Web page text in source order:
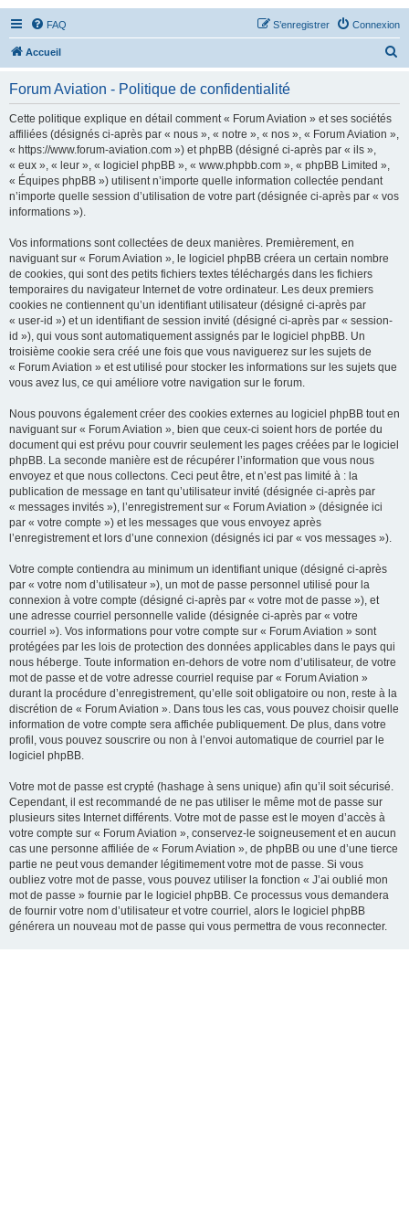
FAQ Connexion
S’enregistrer
Accueil
Forum Aviation - Politique de confidentialité
Cette politique explique en détail comment « Forum Aviation » et ses sociétés
affiliées (désignés ci-après par « nous », « notre », « nos », « Forum Aviation »,
« https://www.forum-aviation.com ») et phpBB (désigné ci-après par « ils »,
« eux », « leur », « logiciel phpBB », « www.phpbb.com », « phpBB Limited »,
« Équipes phpBB ») utilisent n’importe quelle information collectée pendant
n’importe quelle session d’utilisation de votre part (désignée ci-après par « vos
informations »).
Vos informations sont collectées de deux manières. Premièrement, en
naviguant sur « Forum Aviation », le logiciel phpBB créera un certain nombre
de cookies, qui sont des petits fichiers textes téléchargés dans les fichiers
temporaires du navigateur Internet de votre ordinateur. Les deux premiers
cookies ne contiennent qu’un identifiant utilisateur (désigné ci-après par
« user-id ») et un identifiant de session invité (désigné ci-après par « session-
id »), qui vous sont automatiquement assignés par le logiciel phpBB. Un
troisième cookie sera créé une fois que vous naviguerez sur les sujets de
« Forum Aviation » et est utilisé pour stocker les informations sur les sujets que
vous avez lus, ce qui améliore votre navigation sur le forum.
Nous pouvons également créer des cookies externes au logiciel phpBB tout en
naviguant sur « Forum Aviation », bien que ceux-ci soient hors de portée du
document qui est prévu pour couvrir seulement les pages créées par le logiciel
phpBB. La seconde manière est de récupérer l’information que vous nous
envoyez et que nous collectons. Ceci peut être, et n’est pas limité à : la
publication de message en tant qu’utilisateur invité (désignée ci-après par
« messages invités »), l’enregistrement sur « Forum Aviation » (désignée ici
par « votre compte ») et les messages que vous envoyez après
l’enregistrement et lors d’une connexion (désignés ici par « vos messages »).
Votre compte contiendra au minimum un identifiant unique (désigné ci-après
par « votre nom d’utilisateur »), un mot de passe personnel utilisé pour la
connexion à votre compte (désigné ci-après par « votre mot de passe »), et
une adresse courriel personnelle valide (désignée ci-après par « votre
courriel »). Vos informations pour votre compte sur « Forum Aviation » sont
protégées par les lois de protection des données applicables dans le pays qui
nous héberge. Toute information en-dehors de votre nom d’utilisateur, de votre
mot de passe et de votre adresse courriel requise par « Forum Aviation »
durant la procédure d’enregistrement, qu’elle soit obligatoire ou non, reste à la
discrétion de « Forum Aviation ». Dans tous les cas, vous pouvez choisir quelle
information de votre compte sera affichée publiquement. De plus, dans votre
profil, vous pouvez souscrire ou non à l’envoi automatique de courriel par le
logiciel phpBB.
Votre mot de passe est crypté (hashage à sens unique) afin qu’il soit sécurisé.
Cependant, il est recommandé de ne pas utiliser le même mot de passe sur
plusieurs sites Internet différents. Votre mot de passe est le moyen d’accès à
votre compte sur « Forum Aviation », conservez-le soigneusement et en aucun
cas une personne affiliée de « Forum Aviation », de phpBB ou une d’une tierce
partie ne peut vous demander légitimement votre mot de passe. Si vous
oubliez votre mot de passe, vous pouvez utiliser la fonction « J’ai oublié mon
mot de passe » fournie par le logiciel phpBB. Ce processus vous demandera
de fournir votre nom d’utilisateur et votre courriel, alors le logiciel phpBB
générera un nouveau mot de passe qui vous permettra de vous reconnecter.